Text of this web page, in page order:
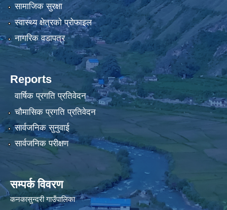
सामाजिक सुरक्षा
स्वास्थ्य क्षेत्रको प्रोफाइल
नागरिक वडापत्र
Reports
वार्षिक प्रगति प्रतिवेदन
चौमासिक प्रगति प्रतिवेदन
सार्वजनिक सुनुवाई
सार्वजनिक परीक्षण
सम्पर्क विवरण
कनकासुन्दरी गाउँपालिका